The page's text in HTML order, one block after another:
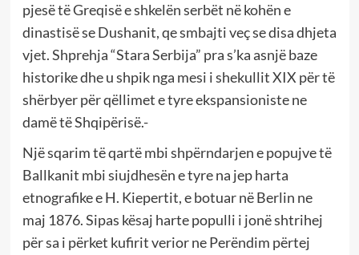
pjesë të Greqisë e shkelën serbët në kohën e
dinastisë se Dushanit, qe smbajti veç se disa dhjeta
vjet. Shprehja “Stara Serbija” pra s’ka asnjë baze
historike dhe u shpik nga mesi i shekullit XIX për të
shërbyer për qëllimet e tyre ekspansioniste ne
damë të Shqipërisë.-
Një sqarim të qartë mbi shpërndarjen e popujve të
Ballkanit mbi siujdhesën e tyre na jep harta
etnografike e H. Kiepertit, e botuar në Berlin ne
maj 1876. Sipas kësaj harte populli i jonë shtrihej
për sa i përket kufirit verior ne Perëndim përtej